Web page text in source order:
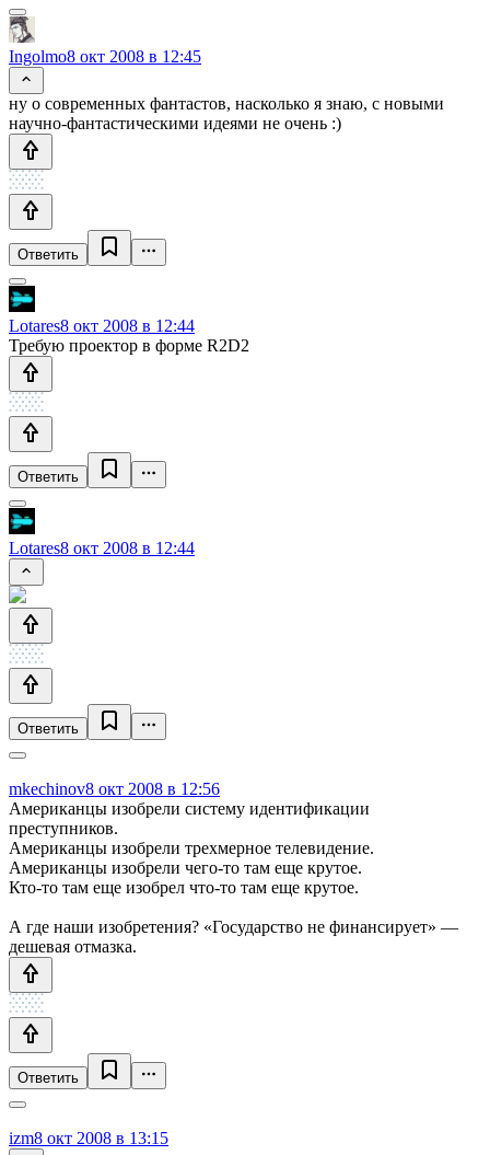
Ingolmo8 окт 2008 в 12:45
ну о современных фантастов, насколько я знаю, с новыми
научно-фантастическими идеями не очень :)
Ответить
Lotares8 окт 2008 в 12:44
Требую проектор в форме R2D2
Ответить
Lotares8 окт 2008 в 12:44
Ответить
mkechinov8 окт 2008 в 12:56
Американцы изобрели систему идентификации
преступников.
Американцы изобрели трехмерное телевидение.
Американцы изобрели чего-то там еще крутое.
Кто-то там еще изобрел что-то там еще крутое.
А где наши изобретения? «Государство не финансирует» —
дешевая отмазка.
Ответить
izm8 окт 2008 в 13:15